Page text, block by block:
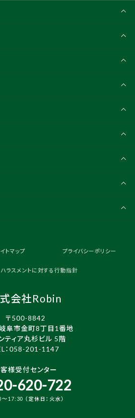
トマップ プライバシーポリシー
ラスメントに対する行動指針
会社Robin
〒500-8842
阜市金町8丁目1番地
ティア丸杉ビル 5階
： 058-201-1147
様受付センター
620-722
17:30 （定休日：火水）